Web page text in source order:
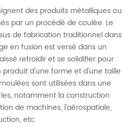
des produits métalliques ou
par un procédé de coulée. Le
de fabrication traditionnel dans
en fusion est versé dans un
refroidir et se solidifier pour
d'une forme et d'une taille
sont utilisées dans une
notamment la construction
de machines, l'aérospatiale,
etc.